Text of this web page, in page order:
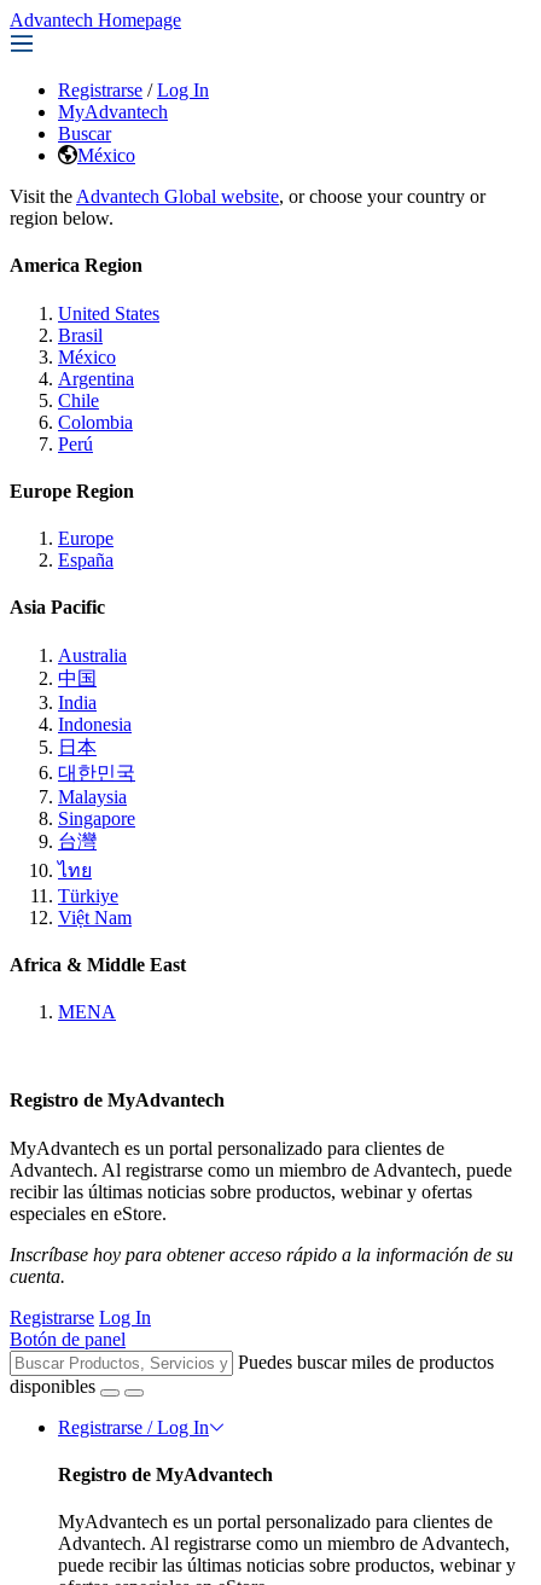
Advantech Homepage
Registrarse / Log In
MyAdvantech
Buscar
México
Visit the Advantech Global website, or choose your country or
region below.
America Region
United States
Brasil
México
Argentina
Chile
Colombia
Perú
Europe Region
Europe
España
Asia Pacific
Australia
中国
India
Indonesia
日本
대한민국
Malaysia
Singapore
台灣
ไทย
Türkiye
Việt Nam
Africa & Middle East
MENA
Registro de MyAdvantech
MyAdvantech es un portal personalizado para clientes de
Advantech. Al registrarse como un miembro de Advantech, puede
recibir las últimas noticias sobre productos, webinar y ofertas
especiales en eStore.
Inscríbase hoy para obtener acceso rápido a la información de su
cuenta.
Registrarse Log In
Botón de panel
Puedes buscar miles de productos
disponibles
Registrarse / Log In
Registro de MyAdvantech
MyAdvantech es un portal personalizado para clientes de
Advantech. Al registrarse como un miembro de Advantech,
puede recibir las últimas noticias sobre productos, webinar y